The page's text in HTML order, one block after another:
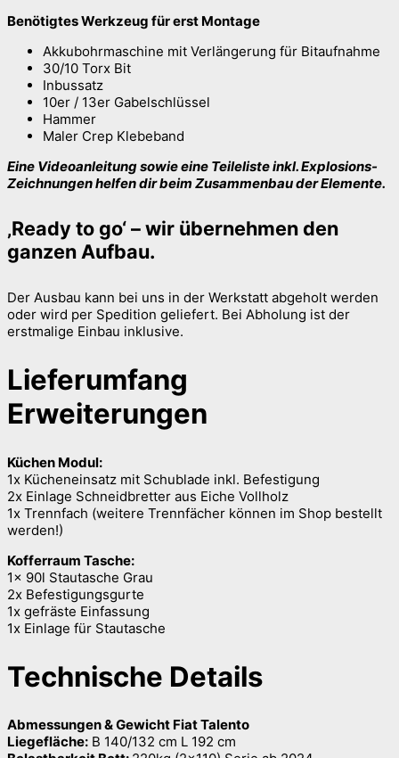
Benötigtes Werkzeug für erst Montage
Akkubohrmaschine mit Verlängerung für Bitaufnahme
30/10 Torx Bit
Inbussatz
10er / 13er Gabelschlüssel
Hammer
Maler Crep Klebeband
Eine Videoanleitung sowie eine Teileliste inkl. Explosions-
Zeichnungen helfen dir beim Zusammenbau der Elemente.
‚Ready to go‘ – wir übernehmen den
ganzen Aufbau.
Der Ausbau kann bei uns in der Werkstatt abgeholt werden
oder wird per Spedition geliefert. Bei Abholung ist der
erstmalige Einbau inklusive.
Lieferumfang
Erweiterungen
Küchen Modul:
1x Kücheneinsatz mit Schublade inkl. Befestigung
2x Einlage Schneidbretter aus Eiche Vollholz
1x Trennfach (weitere Trennfächer können im Shop bestellt
werden!)
Kofferraum Tasche:
1x 90l Stautasche Grau
2x Befestigungsgurte
1x gefräste Einfassung
1x Einlage für Stautasche
Technische Details
Abmessungen & Gewicht Fiat Talento
Liegefläche: B 140/132 cm L 192 cm